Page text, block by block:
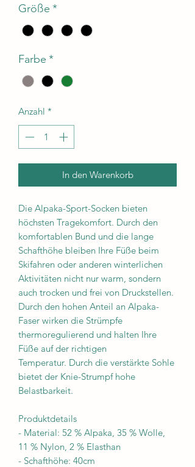
Größe *
Farbe *
Anzahl *
In den Warenkorb
Die Alpaka-Sport-Socken bieten
höchsten Tragekomfort. Durch den
komfortablen Bund und die lange
Schafthöhe bleiben Ihre Füße beim
Skifahren oder anderen winterlichen
Aktivitäten nicht nur warm, sondern
auch trocken und frei von Druckstellen.
Durch den hohen Anteil an Alpaka-
Faser wirken die Strümpfe
thermoregulierend und halten Ihre
Füße auf der richtigen
Temperatur. Durch die verstärkte Sohle
bietet der Knie-Strumpf hohe
Belastbarkeit.
Produktdetails
- Material: 52 % Alpaka, 35 % Wolle,
11 % Nylon, 2 % Elasthan
- Schafthöhe: 40cm